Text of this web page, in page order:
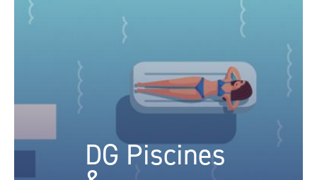
DG Piscines